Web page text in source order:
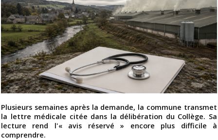
Plusieurs semaines après la demande, la commune transmet
la lettre médicale citée dans la délibération du Collège. Sa
lecture rend l'« avis réservé » encore plus difficile à
comprendre.